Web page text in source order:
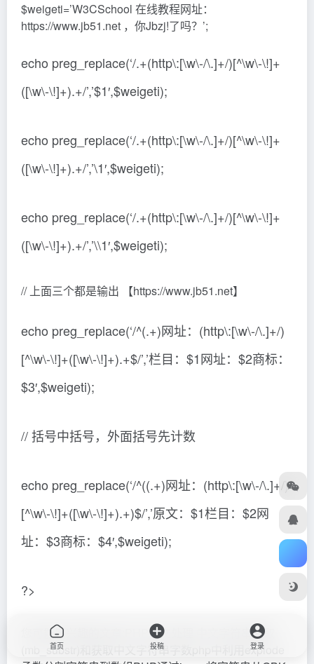
$weigeti=’W3CSchool 在线教程网址：
https://www.jb51.net ，你Jbzj!了吗？’;
echo preg_replace(‘/.+(http\:[\w\-/\.]+/)[^\w\-\!]+
([\w\-\!]+).+/’,’$1′,$weigeti);
echo preg_replace(‘/.+(http\:[\w\-/\.]+/)[^\w\-\!]+
([\w\-\!]+).+/’,’\1′,$weigeti);
echo preg_replace(‘/.+(http\:[\w\-/\.]+/)[^\w\-\!]+
([\w\-\!]+).+/’,’\\1′,$weigeti);
// 上面三个都是输出 【https://www.jb51.net】
echo preg_replace(‘/^(.+)网址：(http\:[\w\-/\.]+/)
[^\w\-\!]+([\w\-\!]+).+$/’,’栏目：$1网址：$2商标：
$3′,$weigeti);
// 括号中括号，外面括号先计数
echo preg_replace(‘/^((.+)网址：(http\:[\w\-/\.]+/)
[^\w\-\!]+([\w\-\!]+).+)$/’,’原文：$1栏目：$2网
址：$3商标：$4′,$weigeti);
?>
您可能感兴趣的文章:PHP中文处理 中文字符串截取
(mb_substr)和获取中文字符串字数php中利用explode
首页 投稿 登录